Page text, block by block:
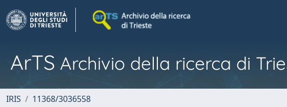
ArTS Archivio della ricerca di
IRIS 11368/3036558